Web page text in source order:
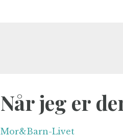
Når jeg er
Mor&barn-Livet